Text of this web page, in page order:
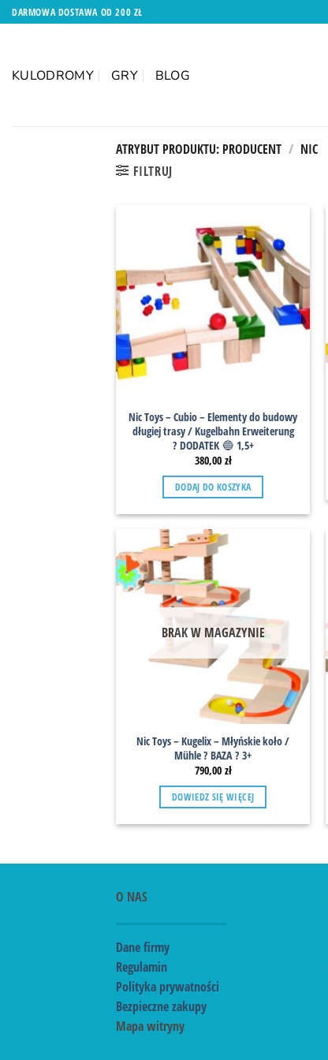
Przewiń
do
DARMOWA DOSTAWA OD 200 ZŁ
KULODROMY GRY BLOG
ATRYBUT PRODUKTU: PRODUCENT / NIC
FILTRUJ
Nic Toys – Cubio – Elementy do budowy
długiej trasy / Kugelbahn Erweiterung
? DODATEK 🔵 1,5+
380,00 zł
DODAJ DO KOSZYKA
BRAK W MAGAZYNIE
Nic Toys – Kugelix – Młyńskie koło /
Mühle ? BAZA ? 3+
790,00 zł
DOWIEDZ SIĘ WIĘCEJ
O NAS
Dane firmy
Regulamin
Polityka prywatności
Bezpieczne zakupy
Mapa witryny